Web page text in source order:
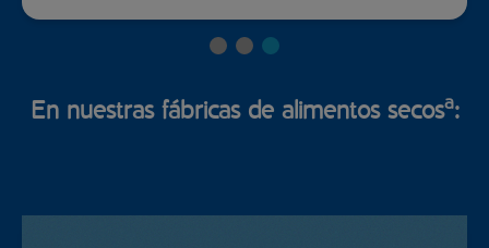
En nuestras fábricas de alimentos secosa: